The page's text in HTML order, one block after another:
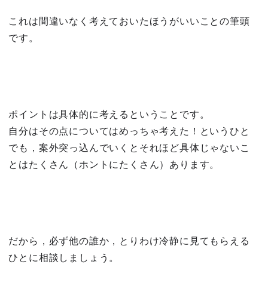
これは間違いなく考えておいたほうがいいことの筆頭
です。
ポイントは具体的に考えるということです。
自分はその点についてはめっちゃ考えた！というひと
でも，案外突っ込んでいくとそれほど具体じゃないこ
とはたくさん（ホントにたくさん）あります。
だから，必ず他の誰か，とりわけ冷静に見てもらえる
ひとに相談しましょう。